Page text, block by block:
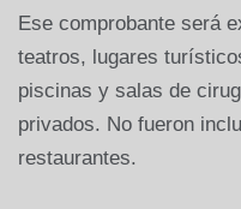
Ese comprobante será
teatros, lugares
piscinas y salas de
privados. No fueron
restaurantes.